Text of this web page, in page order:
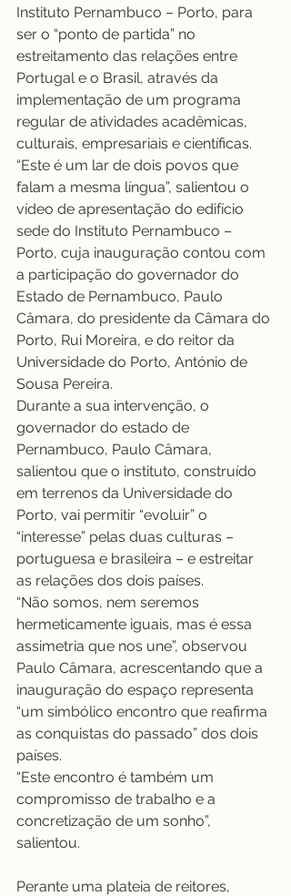
Instituto Pernambuco – Porto, para
ser o “ponto de partida” no
estreitamento das relações entre
Portugal e o Brasil, através da
implementação de um programa
regular de atividades acadêmicas,
culturais, empresariais e científicas.
“Este é um lar de dois povos que
falam a mesma língua”, salientou o
vídeo de apresentação do edifício
sede do Instituto Pernambuco –
Porto, cuja inauguração contou com
a participação do governador do
Estado de Pernambuco, Paulo
Câmara, do presidente da Câmara do
Porto, Rui Moreira, e do reitor da
Universidade do Porto, António de
Sousa Pereira.
Durante a sua intervenção, o
governador do estado de
Pernambuco, Paulo Câmara,
salientou que o instituto, construído
em terrenos da Universidade do
Porto, vai permitir “evoluir” o
“interesse” pelas duas culturas –
portuguesa e brasileira – e estreitar
as relações dos dois países.
“Não somos, nem seremos
hermeticamente iguais, mas é essa
assimetria que nos une”, observou
Paulo Câmara, acrescentando que a
inauguração do espaço representa
“um simbólico encontro que reafirma
as conquistas do passado” dos dois
países.
“Este encontro é também um
compromisso de trabalho e a
concretização de um sonho”,
salientou.
Perante uma plateia de reitores,